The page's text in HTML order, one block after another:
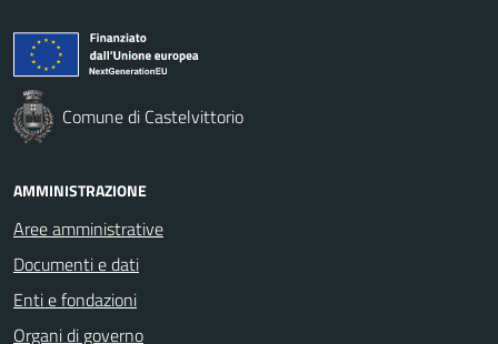
Comune di Castelvittorio
AMMINISTRAZIONE
Aree amministrative
Documenti e dati
Enti e fondazioni
Organi di governo